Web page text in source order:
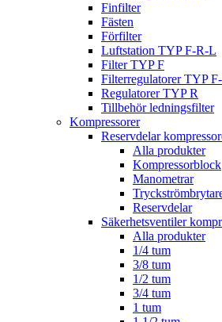
Finfilter
Fästen
Förfilter
Luftstation TYP F-R-L
Filter TYP F
Filterregulatorer TYP
Regulatorer TYP R
Tillbehör ledningsfilter
Kompressorer
Reservdelar
Alla produkter
Kompressorblock
Manometrar
Reservdelar
Säkerhetsventiler
Alla produkter
1/4 tum
3/8 tum
1/2 tum
3/4 tum
1 tum